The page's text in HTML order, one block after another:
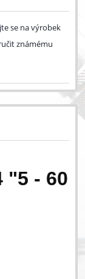
se na výrobek
známému
"5 - 60